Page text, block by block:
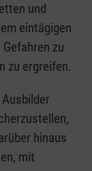
und
eintägigen
zu
zu ergreifen.
hinaus
mit